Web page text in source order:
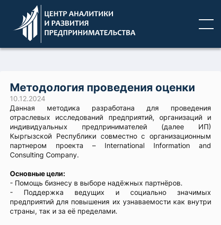
Методология проведения оценки
10.12.2024
Данная методика разработана для проведения
отраслевых исследований предприятий, организаций и
индивидуальных предпринимателей (далее ИП)
Кыргызской Республики совместно с организационным
партнером проекта – International Information and
Consulting Company.
Основные цели:
- Помощь бизнесу в выборе надёжных партнёров.
- Поддержка ведущих и социально значимых
предприятий для повышения их узнаваемости как внутри
страны, так и за её пределами.